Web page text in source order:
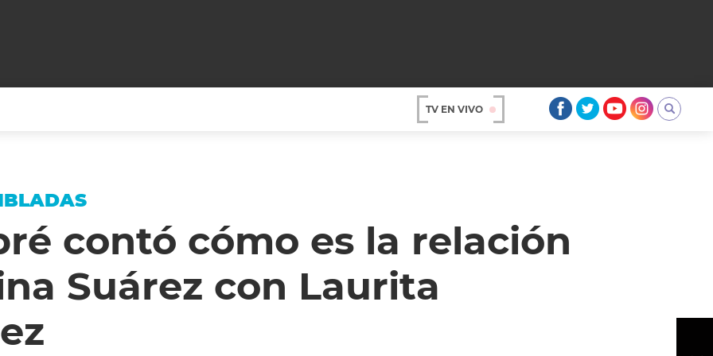
ARGENTINA
UN CAMBIO
ENTROMETIDOS EN LA TELE
ENTRE NOS
MODO FONTEVECCHIA
FIESTAS ARGENTINAS
FULL FACE TV
TV EN VIVO
contó cómo es la relación
Suárez con Laurita